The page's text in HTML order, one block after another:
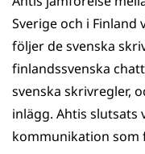
Sverige och i Finland
följer de svenska
finlandssvenska
svenska skrivregler,
inlägg. Ahtis slutsats
kommunikation som